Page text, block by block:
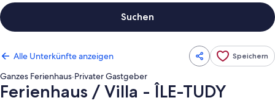
Suchen
Alle Unterkünfte anzeigen Speichern
Ganzes Ferienhaus·Privater Gastgeber
Ferienhaus / Villa - ÎLE-TUDY